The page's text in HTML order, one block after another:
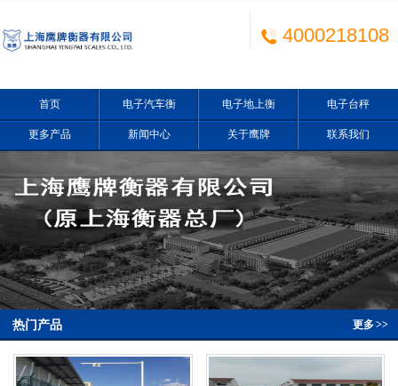
4000218108
首页 电子汽车衡 电子地上衡 电子台秤
更多产品 新闻中心 关于鹰牌 联系我们
更多>>
热门产品